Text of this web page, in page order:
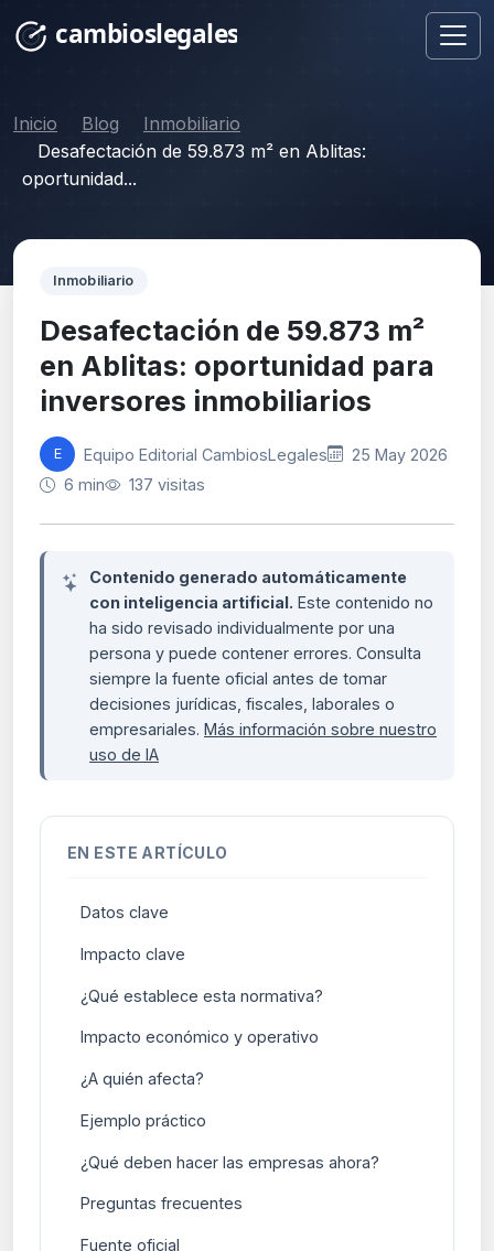
Inicio Blog
Inmobiliario
Desafectación de 59.873 m² en Ablitas:
oportunidad...
Inmobiliario
Desafectación de 59.873 m²
en Ablitas: oportunidad para
inversores inmobiliarios
E Equipo Editorial CambiosLegales
25 May 2026
6 min
137 visitas
Contenido generado automáticamente
con inteligencia artificial. Este contenido no
ha sido revisado individualmente por una
persona y puede contener errores. Consulta
siempre la fuente oficial antes de tomar
decisiones jurídicas, fiscales, laborales o
empresariales. Más información sobre nuestro
uso de IA
EN ESTE ARTÍCULO
Datos clave
Impacto clave
¿Qué establece esta normativa?
Impacto económico y operativo
¿A quién afecta?
Ejemplo práctico
¿Qué deben hacer las empresas ahora?
Preguntas frecuentes
Fuente oficial